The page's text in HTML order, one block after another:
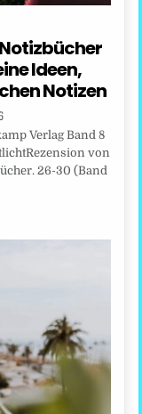
Ideen,
Notizen
Verlag Band 8
von
26-30 (Band